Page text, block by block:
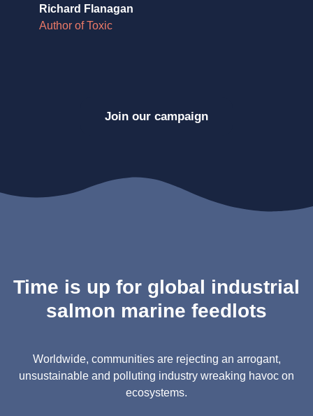
Richard Flanagan
Author of Toxic
Join our campaign
Time is up for global industrial
salmon marine feedlots
Worldwide, communities are rejecting an arrogant,
unsustainable and polluting industry wreaking havoc on
ecosystems.